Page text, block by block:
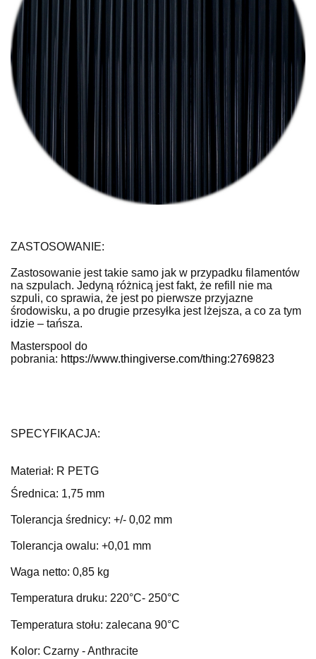
ZASTOSOWANIE:
Zastosowanie jest takie samo jak w przypadku filamentów
na szpulach. Jedyną różnicą jest fakt, że refill nie ma
szpuli, co sprawia, że jest po pierwsze przyjazne
środowisku, a po drugie przesyłka jest lżejsza, a co za tym
idzie – tańsza.
Masterspool do
pobrania: https://www.thingiverse.com/thing:2769823
SPECYFIKACJA:
Materiał: R PETG
Średnica: 1,75 mm
Tolerancja średnicy: +/- 0,02 mm
Tolerancja owalu: +0,01 mm
Waga netto: 0,85 kg
Temperatura druku: 220°C- 250°C
Temperatura stołu: zalecana 90°C
Kolor: Czarny - Anthracite